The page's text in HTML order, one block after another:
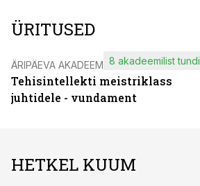
ÜRITUSED
ÄRIPÄEVA AKADEEMIA
Tehisintellekti meistriklass
juhtidele - vundament
8 akadeemilist tundi
HETKEL KUUM